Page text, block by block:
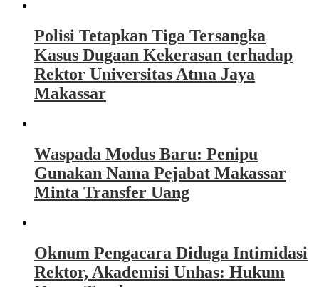
Polisi Tetapkan Tiga Tersangka
Kasus Dugaan Kekerasan terhadap
Rektor Universitas Atma Jaya
Makassar
Waspada Modus Baru: Penipu
Gunakan Nama Pejabat Makassar
Minta Transfer Uang
Oknum Pengacara Diduga Intimidasi
Rektor, Akademisi Unhas: Hukum